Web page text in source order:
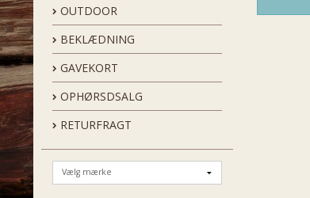
OUTDOOR
BEKLÆDNING
GAVEKORT
OPHØRSDSALG
RETURFRAGT